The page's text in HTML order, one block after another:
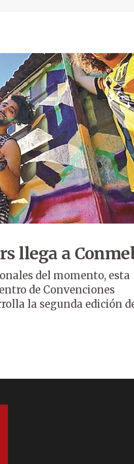
llega a
del momento, esta
de Convenciones
la segunda edición